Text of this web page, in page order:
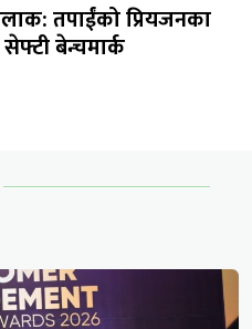
तपाईंको प्रियजनका
बेन्चमार्क